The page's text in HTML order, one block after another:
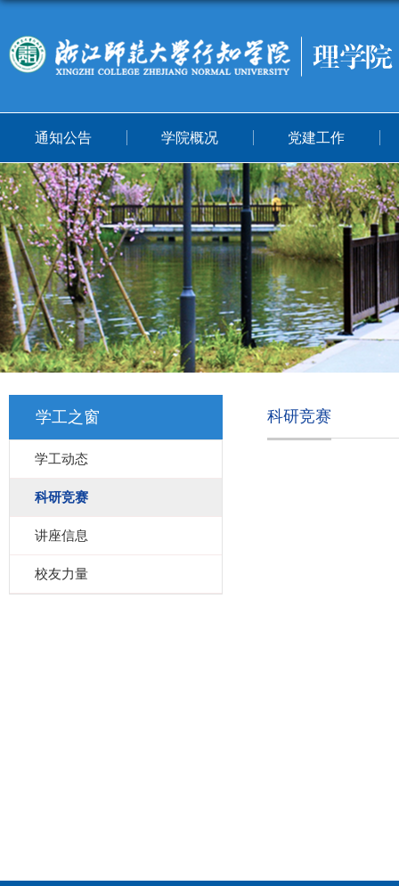
通知公告 学院概况 党建工作
学工之窗
学工动态
科研竞赛
讲座信息
校友力量
科研竞赛